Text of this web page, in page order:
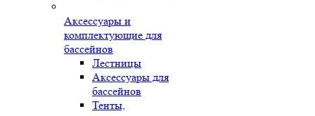
Аксессуары и
комплектующие для
бассейнов
Лестницы
Аксессуары для
бассейнов
Тенты,